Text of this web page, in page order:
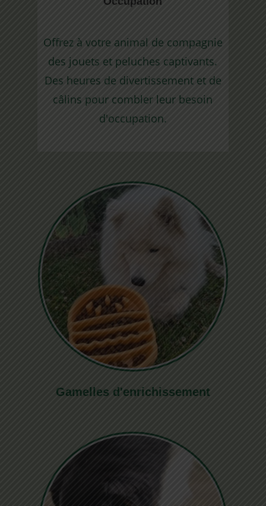
Offrez à votre animal de compagnie
des jouets et peluches captivants.
Des heures de divertissement et de
câlins pour combler leur besoin
d'occupation.
Gamelles d'enrichissement